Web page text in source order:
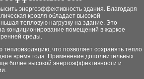
энергоэффективность здания. Благодаря
кровля обладает высокой
тепловую нагрузку на здание. Это
кондиционирование помещений в жаркое
среды.
что позволяет сохранять тепло
время года. Применение дополнительных
более высокой энергоэффективности и